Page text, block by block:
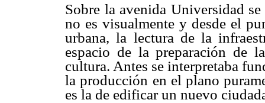
Sobre la avenida Universidad
no es visualmente y desde el
urbana, la lectura de la
espacio de la preparación de
cultura. Antes se interpretaba
la producción en el plano
es la de edificar un nuevo